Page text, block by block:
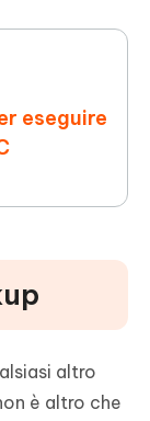
eseguire
altro
è altro che